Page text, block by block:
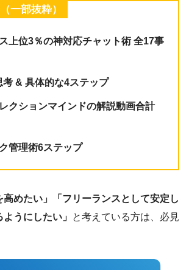
一部抜粋）
上位3％の神対応チャット術 全17事
考 & 具体的な4ステップ
クションマインドの解説動画合計
管理術6ステップ
高めたい」「フリーランスとして安定し
うにしたい」 と考えている方は、必見